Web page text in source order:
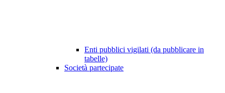
Enti pubblici vigilati (da pubblicare in
tabelle)
Società partecipate